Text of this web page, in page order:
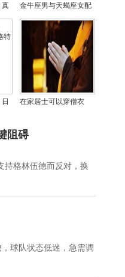
真
守
金牛座男与天蝎座女配
对解析 金牛男遇天蝎女
的独特反应
在家居士可以穿僧衣
吗？
阻碍
持格林伍德而反对，换
球队状态低迷，急需调